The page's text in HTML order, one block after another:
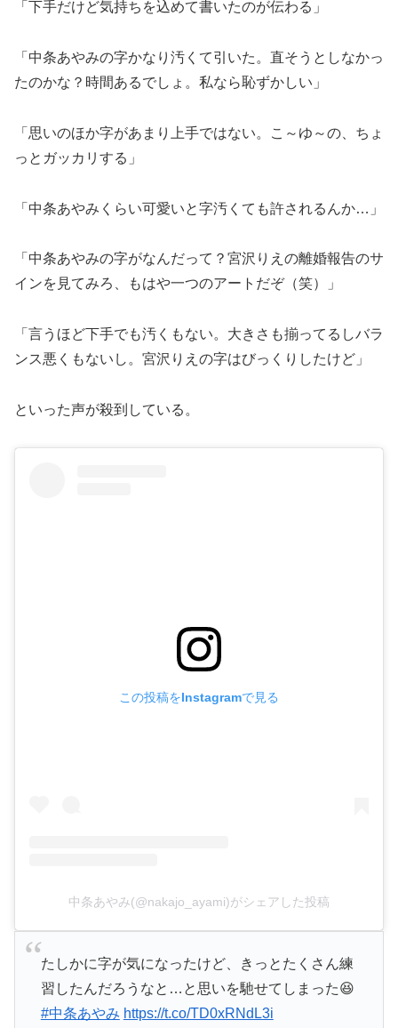
「下手だけど気持ちを込めて書いたのが伝わる」
「中条あやみの字かなり汚くて引いた。直そうとしなかっ
たのかな？時間あるでしょ。私なら恥ずかしい」
「思いのほか字があまり上手ではない。こ～ゆ～の、ちょ
っとガッカリする」
「中条あやみくらい可愛いと字汚くても許されるんか…」
「中条あやみの字がなんだって？宮沢りえの離婚報告のサ
インを見てみろ、もはや一つのアートだぞ（笑）」
「言うほど下手でも汚くもない。大きさも揃ってるしバラ
ンス悪くもないし。宮沢りえの字はびっくりしたけど」
といった声が殺到している。
この投稿をInstagramで見る
中条あやみ(@nakajo_ayami)がシェアした投稿
たしかに字が気になったけど、きっとたくさん練
習したんだろうなと…と思いを馳せてしまった😆
#中条あやみ https://t.co/TD0xRNdL3i